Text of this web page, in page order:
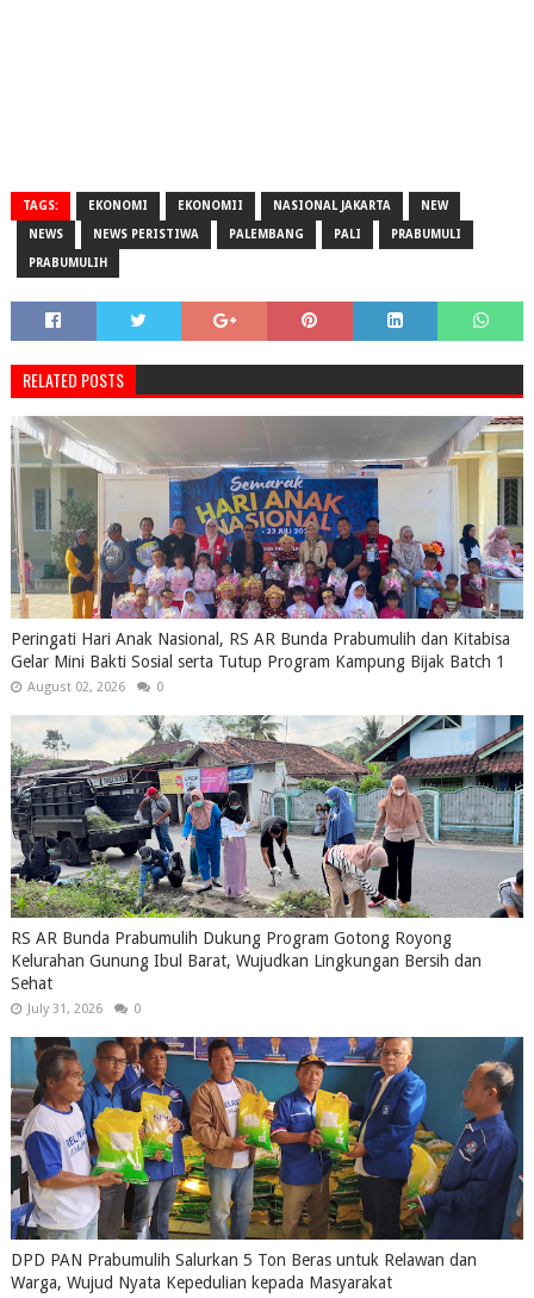
TAGS: EKONOMI EKONOMII NASIONAL JAKARTA NEW
NEWS NEWS PERISTIWA PALEMBANG PALI PRABUMULI
PRABUMULIH
RELATED POSTS
Peringati Hari Anak Nasional, RS AR Bunda Prabumulih dan Kitabisa
Gelar Mini Bakti Sosial serta Tutup Program Kampung Bijak Batch 1
August 02, 2026 0
RS AR Bunda Prabumulih Dukung Program Gotong Royong
Kelurahan Gunung Ibul Barat, Wujudkan Lingkungan Bersih dan
Sehat
July 31, 2026 0
DPD PAN Prabumulih Salurkan 5 Ton Beras untuk Relawan dan
Warga, Wujud Nyata Kepedulian kepada Masyarakat